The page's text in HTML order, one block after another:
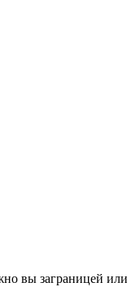
вы заграницей или